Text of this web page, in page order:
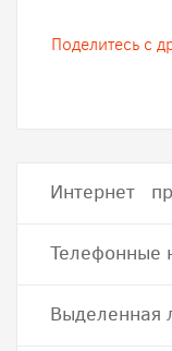
Поделитесь с
Интернет
Телефонные
Выделенная